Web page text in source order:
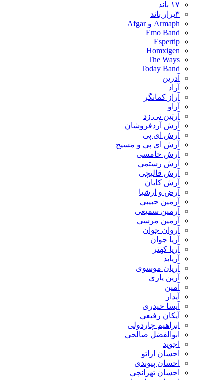
۱۷ باند
۳برار باند
Armaph و Afgar
Emo Band
Espertip
Homxigen
The Ways
Today Band
آدرین
آراد
آراز کمانگر
آراو
آرتین تی زد
آرش آردفروشان
آرش ای پی
آرش ای پی و مسیح
آرش خامسی
آرش رستمی
آرش قالیچی
آرش کایان
​آرض و ارشیا
آرمین حبیبی
آرمین سمیعی
آرمین مرسی
آروان جوان
آریا جوان
آریا کهتر
آریابد
آریان موسوی
آرین یاری
آمین
آیدار
آیسا حیدری
آیکان رفیعی
ابراهیم چاردولی
ابوالفضل صالحی
اجوید
احسان اراتو
احسان پیوندی
احسان تهرانچی